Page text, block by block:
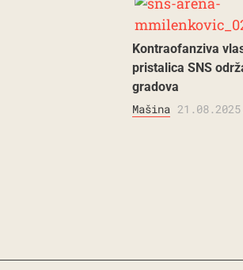
Kontraofanziva
pristalica SNS
gradova
Mašina